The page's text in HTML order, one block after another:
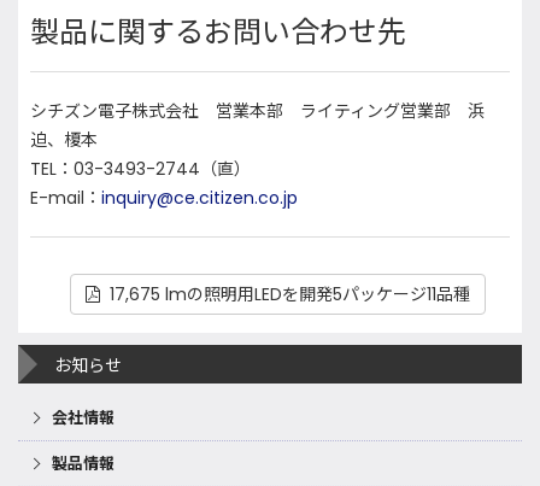
製品に関するお問い合わせ先
シチズン電子株式会社 営業本部 ライティング営業部 浜
迫、榎本
TEL：03-3493-2744（直）
E-mail： inquiry@ce.citizen.co.jp
17,675 lmの照明用LEDを開発5パッケージ11品種
お知らせ
会社情報
製品情報